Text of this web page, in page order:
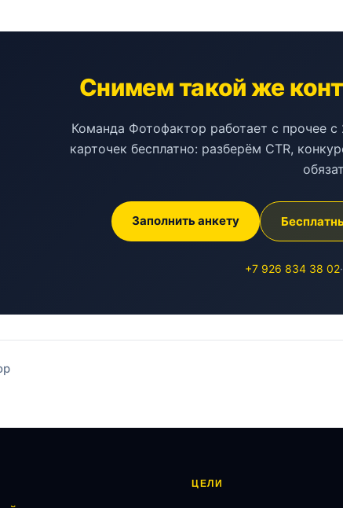
Снимем такой же
Команда Фотофактор работает с прочее
карточек бесплатно: разберём CTR,
Заполнить анкету
+7 926 834 38 02·
ЦЕЛИ